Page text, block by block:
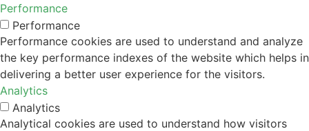
Performance
Performance
Performance cookies are used to understand and analyze
the key performance indexes of the website which helps in
delivering a better user experience for the visitors.
Analytics
Analytics
Analytical cookies are used to understand how visitors